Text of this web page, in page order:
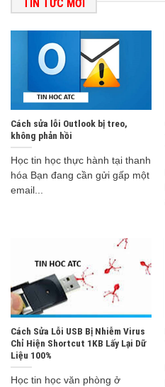
TIN TỨC MỚI
Cách sửa lỗi Outlook bị treo,
không phản hồi
Học tin học thực hành tại thanh
hóa Bạn đang cần gửi gấp một
email...
Cách Sửa Lỗi USB Bị Nhiễm Virus
Chỉ Hiện Shortcut 1KB Lấy Lại Dữ
Liệu 100%
Học tin học văn phòng ở